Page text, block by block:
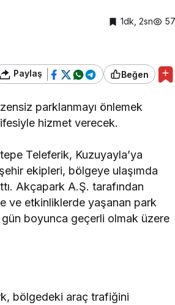
1dk, 2sn 57
Paylaş Beğen
parklanmayı önlemek
hizmet verecek.
Teleferik, Kuzuyayla’ya
ekipleri, bölgeye ulaşımda
Akçapark A.Ş. tarafından
ve etkinliklerde yaşanan park
gün boyunca geçerli olmak üzere
bölgedeki araç trafiğini
Ramazan’da Dengeli
Beslenme ve Düzenli
Yaşam Vurgusu